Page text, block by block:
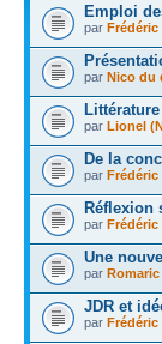
Emploi
par Frédéric
par Nico du
par Lionel
De la
par Frédéric
Réflexion
par Frédéric
Une
par
JDR et
par Frédéric